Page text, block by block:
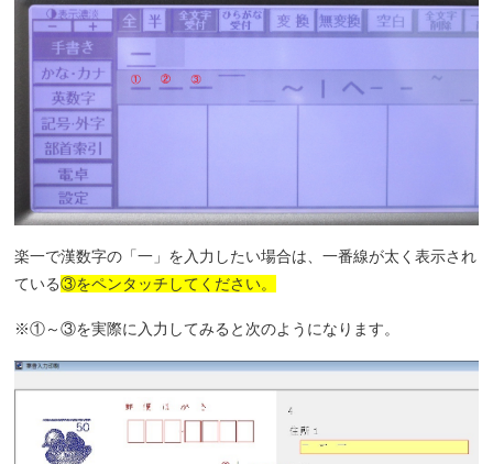
楽一で漢数字の「一」を入力したい場合は、一番線が太く表示され
ている③をペンタッチしてください。
※①～③を実際に入力してみると次のようになります。